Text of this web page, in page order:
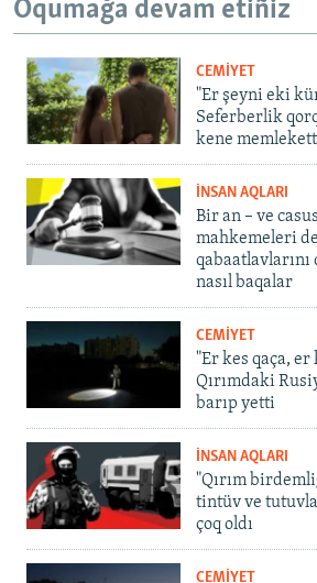
Oqumağa devam etiñiz
CEMİYET
"Er şeyni eki
Seferberlik
kene
İNSAN AQLARI
Bir an – ve
mahkemeleri
nasıl baqalar
CEMİYET
"Er kes qaça,
Qırımdaki
barıp yetti
İNSAN AQLARI
"Qırım
tintüv ve
çoq oldı
CEMİYET